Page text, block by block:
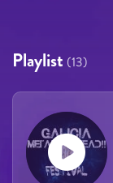
Playlist (13)